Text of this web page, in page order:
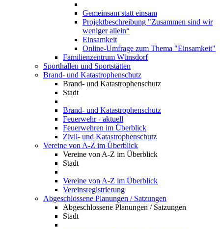
Gemeinsam statt einsam
Projektbeschreibung "Zusammen sind wir
weniger allein“
Einsamkeit
Online-Umfrage zum Thema "Einsamkeit"
Familienzentrum Wünsdorf
Sporthallen und Sportstätten
Brand- und Katastrophenschutz
Brand- und Katastrophenschutz
Stadt
Brand- und Katastrophenschutz
Feuerwehr - aktuell
Feuerwehren im Überblick
Zivil- und Katastrophenschutz
Vereine von A-Z im Überblick
Vereine von A-Z im Überblick
Stadt
Vereine von A-Z im Überblick
Vereinsregistrierung
Abgeschlossene Planungen / Satzungen
Abgeschlossene Planungen / Satzungen
Stadt